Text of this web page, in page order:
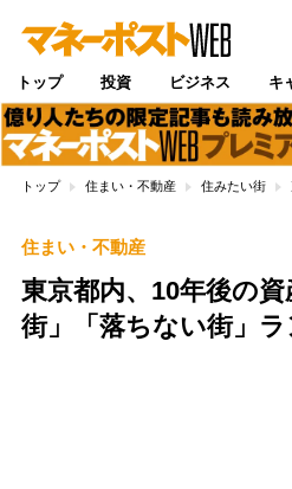
トップ 投資 ビジネス キ
トップ 住まい・不動産 住みたい街
住まい・不動産
東京都内、10年後の
街」「落ちない街」